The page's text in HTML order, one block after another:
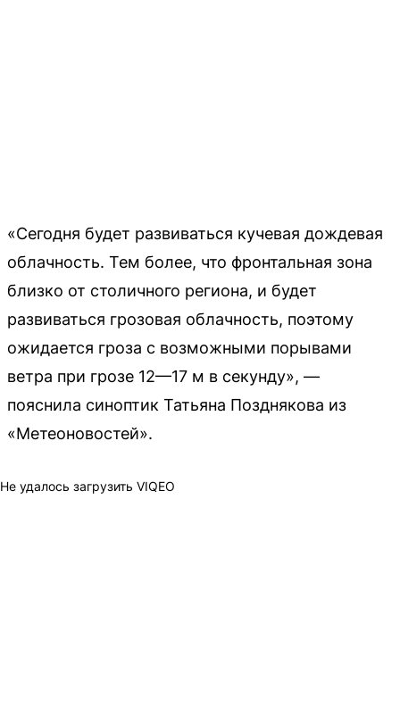
«Сегодня будет развиваться кучевая дождевая
облачность. Тем более, что фронтальная зона
близко от столичного региона, и будет
развиваться грозовая облачность, поэтому
ожидается гроза с возможными порывами
ветра при грозе 12—17 м в секунду», —
пояснила синоптик Татьяна Позднякова из
«Метеоновостей».
Не удалось загрузить VIQEO